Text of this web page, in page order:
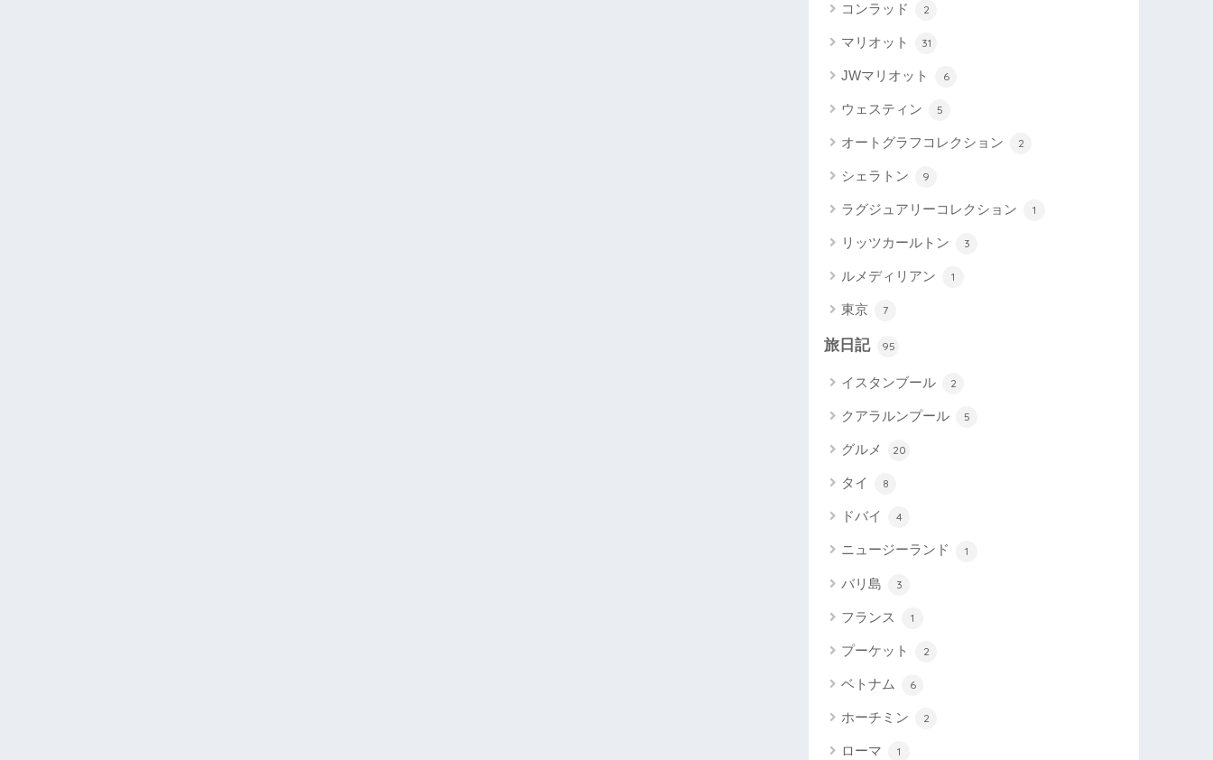
コンラッド 2
マリオット 31
JWマリオット 6
ウェスティン 5
オートグラフコレクション 2
シェラトン 9
ラグジュアリーコレクション 1
リッツカールトン 3
ルメディリアン 1
東京 7
旅日記 95
イスタンブール 2
クアラルンプール 5
グルメ 20
タイ 8
ドバイ 4
ニュージーランド 1
バリ島 3
フランス 1
プーケット 2
ベトナム 6
ホーチミン 2
ローマ 1